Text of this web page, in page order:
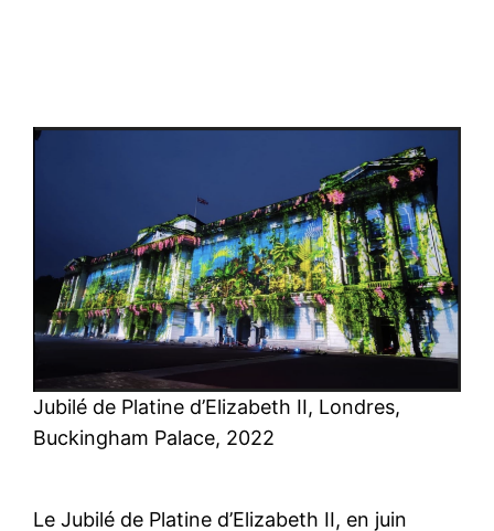
Jubilé de Platine d’Elizabeth II, Londres,
Buckingham Palace, 2022
Le Jubilé de Platine d’Elizabeth II, en juin